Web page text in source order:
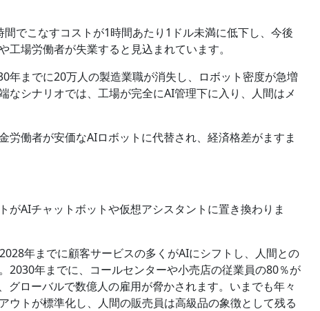
でこなすコストが1時間あたり1ドル未満に低下し、今後
場労働者が失業すると見込まれています。
までに20万人の製造業職が消失し、ロボット密度が急増
なシナリオでは、工場が完全にAI管理下に入り、人間はメ
労働者が安価なAIロボットに代替され、経済格差がますま
がAIチャットボットや仮想アシスタントに置き換わりま
年までに顧客サービスの多くがAIにシフトし、人間との
2030年までに、コールセンターや小売店の従業員の80％が
グローバルで数億人の雇用が脅かされます。いまでも年々
ウトが標準化し、人間の販売員は高級品の象徴として残る